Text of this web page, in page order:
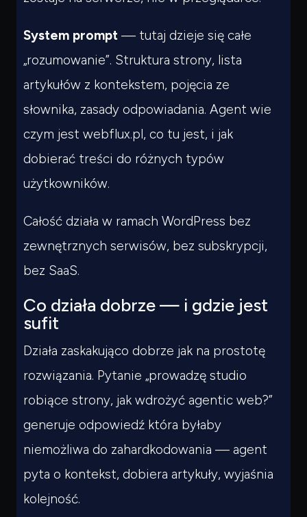
System prompt — tutaj dzieje się całe
„rozumowanie”. Struktura strony, lista
artykułów z kontekstem, pojęcia ze
słownika, zasady odpowiadania. Agent wie
czym jest webflux.pl, co tu jest, i jak
dobierać treści do różnych typów
użytkowników.
Całość działa w ramach WordPress bez
zewnętrznych serwisów, bez subskrypcji,
bez SaaS.
Co działa dobrze — i gdzie jest
sufit
Działa zaskakująco dobrze jak na prostotę
rozwiązania. Pytanie „prowadzę studio
robiące strony, jak wdrożyć agentic web?”
generuje odpowiedź która byłaby
niemożliwa do zahardkodowania — agent
pyta o kontekst, dobiera artykuły, wyjaśnia
kolejność.
Czegoszukasz?
przeczytać.